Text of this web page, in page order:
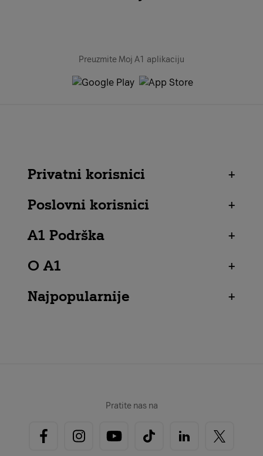
Preuzmite Moj A1 aplikaciju
Privatni korisnici
+
Poslovni korisnici
+
A1 Podrška
+
O A1
+
Najpopularnije
+
Pratite nas na